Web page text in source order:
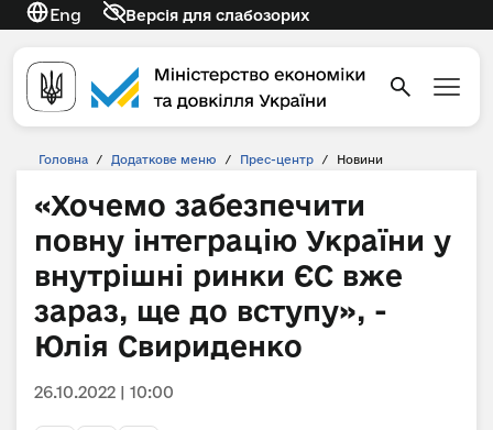
Eng Версія для слабозорих
Головна / Додаткове меню / Прес-центр / Новини
«Хочемо забезпечити
повну інтеграцію України у
внутрішні ринки ЄС вже
зараз, ще до вступу», -
Юлія Свириденко
26.10.2022 | 10:00